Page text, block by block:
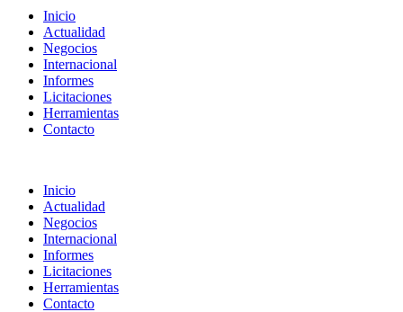
Inicio
Actualidad
Negocios
Internacional
Informes
Licitaciones
Herramientas
Contacto
Inicio
Actualidad
Negocios
Internacional
Informes
Licitaciones
Herramientas
Contacto